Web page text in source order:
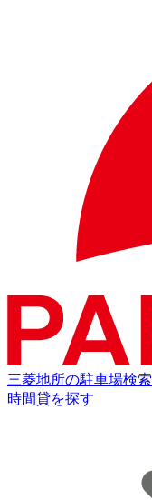
三菱地所の駐車場検索
時間貸を探す